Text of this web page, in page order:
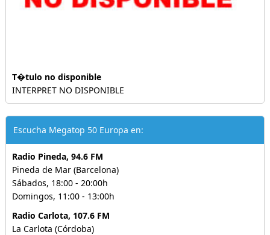
T�tulo no disponible
INTERPRET NO DISPONIBLE
Escucha Megatop 50 Europa en:
Radio Pineda, 94.6 FM
Pineda de Mar (Barcelona)
Sábados, 18:00 - 20:00h
Domingos, 11:00 - 13:00h
Radio Carlota, 107.6 FM
La Carlota (Córdoba)